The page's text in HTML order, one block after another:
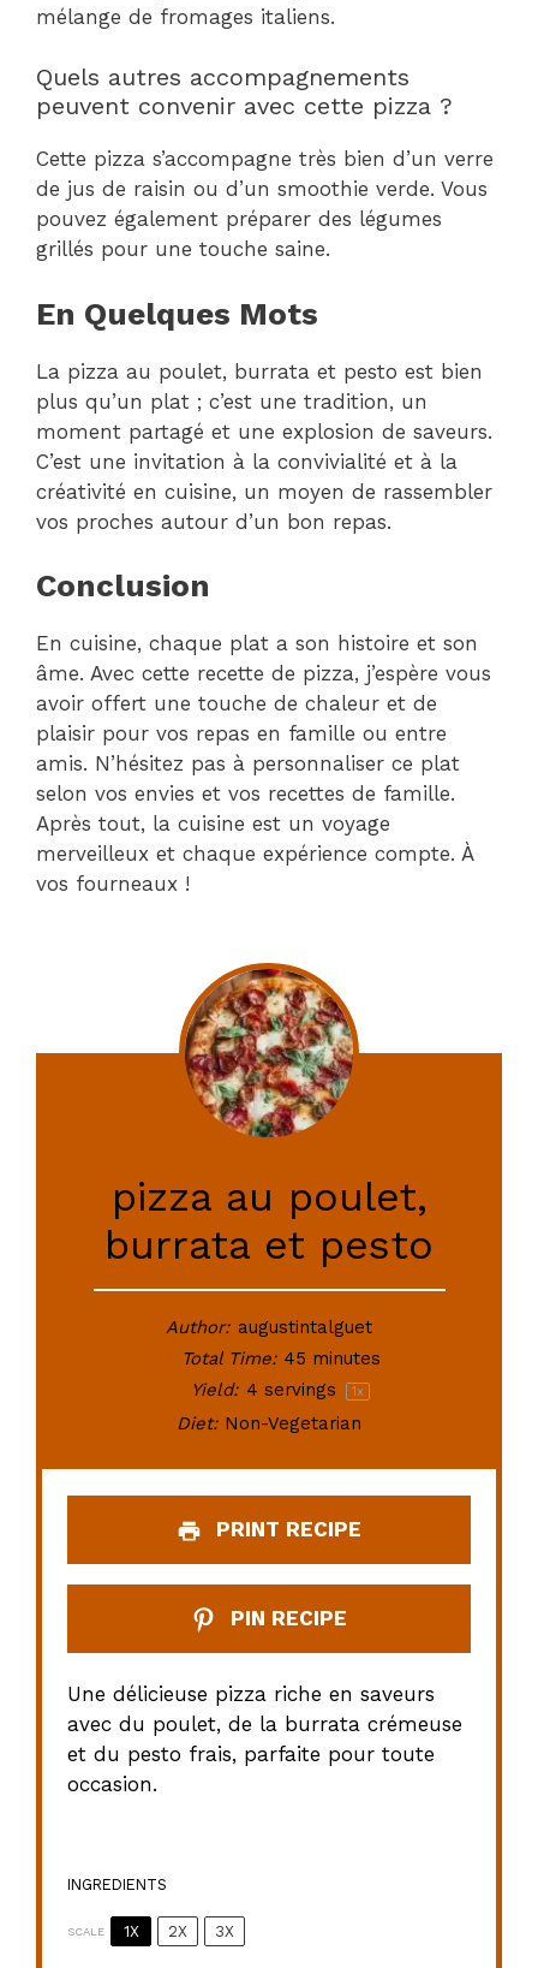
mélange de fromages italiens.
Quels autres accompagnements
peuvent convenir avec cette pizza ?
Cette pizza s’accompagne très bien d’un verre
de jus de raisin ou d’un smoothie verde. Vous
pouvez également préparer des légumes
grillés pour une touche saine.
En Quelques Mots
La pizza au poulet, burrata et pesto est bien
plus qu’un plat ; c’est une tradition, un
moment partagé et une explosion de saveurs.
C’est une invitation à la convivialité et à la
créativité en cuisine, un moyen de rassembler
vos proches autour d’un bon repas.
Conclusion
En cuisine, chaque plat a son histoire et son
âme. Avec cette recette de pizza, j’espère vous
avoir offert une touche de chaleur et de
plaisir pour vos repas en famille ou entre
amis. N’hésitez pas à personnaliser ce plat
selon vos envies et vos recettes de famille.
Après tout, la cuisine est un voyage
merveilleux et chaque expérience compte. À
vos fourneaux !
pizza au poulet,
burrata et pesto
Author: augustintalguet
Total Time: 45 minutes
Yield: 4 servings 1x
Diet: Non-Vegetarian
PRINT RECIPE
PIN RECIPE
Une délicieuse pizza riche en saveurs
avec du poulet, de la burrata crémeuse
et du pesto frais, parfaite pour toute
occasion.
INGREDIENTS
SCALE 1X 2X 3X